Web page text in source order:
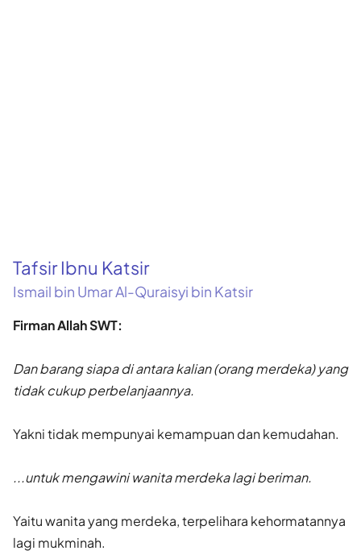
Tafsir Ibnu Katsir
Ismail bin Umar Al-Quraisyi bin Katsir
Firman Allah SWT:
Dan barang siapa di antara kalian (orang merdeka) yang
tidak cukup perbelanjaannya.
Yakni tidak mempunyai kemampuan dan kemudahan.
...untuk mengawini wanita merdeka lagi beriman.
Yaitu wanita yang merdeka, terpelihara kehormatannya
lagi mukminah.